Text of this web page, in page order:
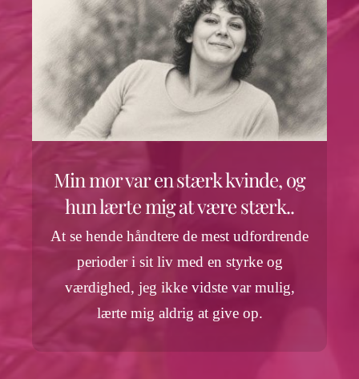
Min mor var en stærk kvinde, og
hun lærte mig at være stærk..
At se hende håndtere de mest udfordrende
perioder i sit liv med en styrke og
værdighed, jeg ikke vidste var mulig,
lærte mig aldrig at give op.